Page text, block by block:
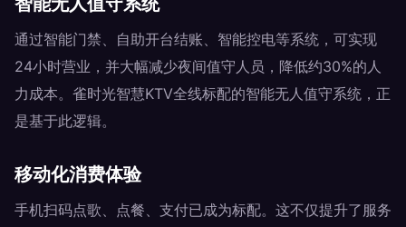
通过智能门禁、自助开台结账、智能控电等系统，可实现
24小时营业，并大幅减少夜间值守人员，降低约30%的人
力成本。雀时光智慧KTV全线标配的智能无人值守系统，正
是基于此逻辑。
移动化消费体验
手机扫码点歌、点餐、支付已成为标配。这不仅提升了服务